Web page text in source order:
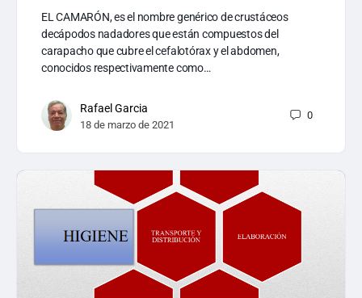
EL CAMARÓN, es el nombre genérico de crustáceos
decápodos nadadores que están compuestos del
carapacho que cubre el cefalotórax y el abdomen,
conocidos respectivamente como…
Rafael Garcia
18 de marzo de 2021
0